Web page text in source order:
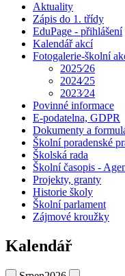
Aktuality
Zápis do 1. třídy
EduPage - přihlášení
Kalendář akcí
Fotogalerie-školní
2025⁄26
2024⁄25
2023⁄24
Povinné informace
E-podatelna, GDPR
Dokumenty a
Školní poradenské
Školská rada
Školní časopis -
Projekty, granty
Historie školy
Školní parlament
Zájmové kroužky
Kalendář